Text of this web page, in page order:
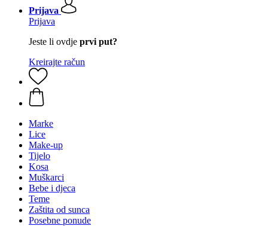
Prijava
Prijava
Jeste li ovdje prvi put?
Kreirajte račun
Marke
Lice
Make-up
Tijelo
Kosa
Muškarci
Bebe i djeca
Teme
Zaštita od sunca
Posebne ponude